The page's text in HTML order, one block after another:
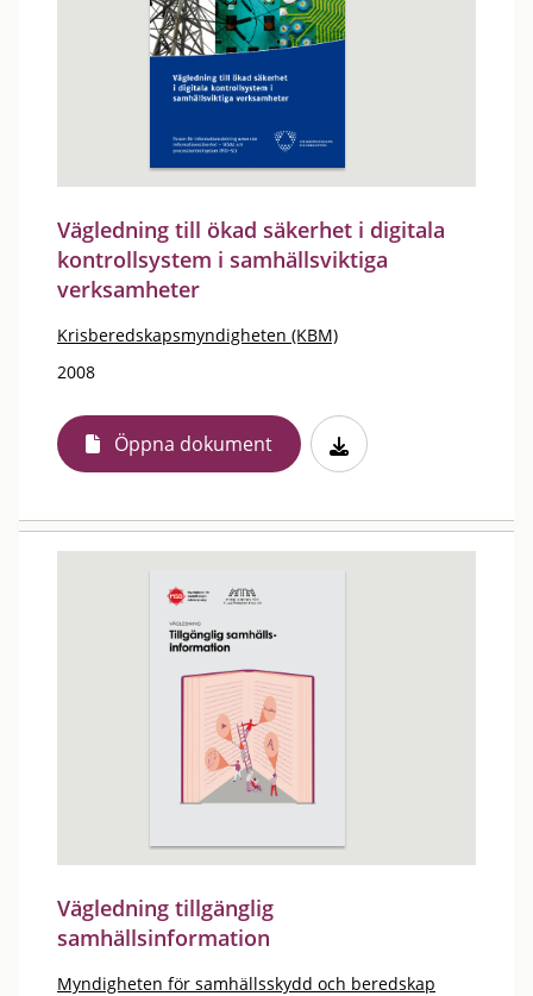
Vägledning till ökad säkerhet i digitala
kontrollsystem i samhällsviktiga
verksamheter
Krisberedskapsmyndigheten (KBM)
2008
Öppna dokument
Vägledning tillgänglig
samhällsinformation
Myndigheten för samhällsskydd och beredskap